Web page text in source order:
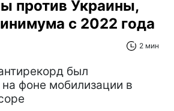
против Украины,
с 2022 года
2 мин
был
фоне мобилизации в